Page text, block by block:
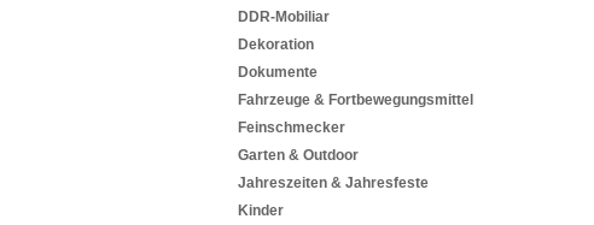
DDR-Mobiliar
Dekoration
Dokumente
Fahrzeuge & Fortbewegungsmittel
Feinschmecker
Garten & Outdoor
Jahreszeiten & Jahresfeste
Kinder